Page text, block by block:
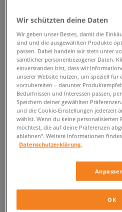
adidas F/22
Minimalistisch, modern und ungemein
F/22 Primeknit! Dieses originelle
Franken überrascht in jeder Hinsicht.
ins Auge, welches die Trends überholt.
der Produktion vorgenommen wird,
verdrehen. Diese Schuhe enttäuschen
Laufens nicht ihre Träger. Wirst du es
Erstens: perfekte
Wie der Name schon sagt sind die
neusten Technologien der Marke
Schaftkomponente die zum
ausschaut. Hier hat man aber nicht
Wir schützten deine Daten
Wir geben unser Bestes, damit die
sind und die ausgewählten Produkte
passen. Dabei handeln wir stets unter
sämtlicher personenbezogener Daten.
einverstanden bist, dass wir
unserer Website nutzen, um speziell für
vorzubereiten – darunter
Bedürfnissen und Interessen passen,
Speichern deiner gewählten
und die Cookie-Einstellungen jederzeit
wählst. Wenn du keine personalisierten
möchtest, die auf deine Präferenzen
ablehnen“. Weitere Informationen
Datenschutzerklärung.
OK